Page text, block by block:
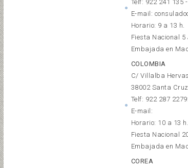
Telf: 922 241 135
E-mail:
Horario: 9 a 13 h.
Fiesta Nacional 5
Embajada en
COLOMBIA
C/ Villalba
38002 Santa
Telf: 922 287 227
E-mail:
Horario: 10 a 13 h.
Fiesta Nacional
Embajada en
COREA